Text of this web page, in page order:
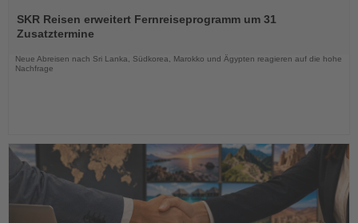
Sie
die
SKR Reisen erweitert Fernreiseprogramm um 31
Zusatztermine
Neue Abreisen nach Sri Lanka, Südkorea, Marokko und Ägypten reagieren auf die hohe
Nachfrage